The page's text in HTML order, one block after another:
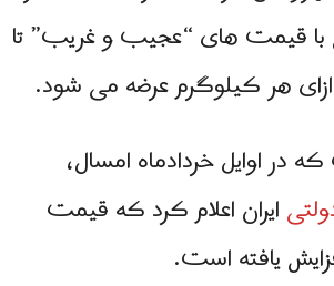
با قیمت های “عجیب و غریب” تا
در اوایل خردادماه امسال،
ایران اعلام کرد که قیمت